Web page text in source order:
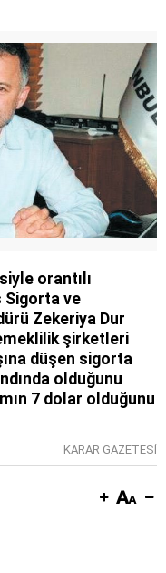
orantılı
Sigorta ve
Zekeriya Dur
şirketleri
düşen sigorta
olduğunu
7 dolar olduğunu
KARAR GAZETESİ